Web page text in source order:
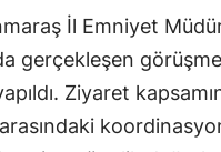
İl Emniyet
gerçekleşen
Ziyaret